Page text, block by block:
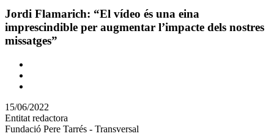
la
notícia
Jordi Flamarich: “El vídeo és una eina
imprescindible per augmentar l’impacte dels nostres
missatges”
Comparteix
altres
xarxes
socials
15/06/2022
Entitat redactora
Fundació Pere Tarrés - Transversal